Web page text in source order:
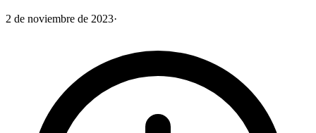
2 de noviembre de 2023·